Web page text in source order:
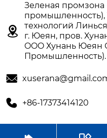

Зеленая промзона
промышленность),
технологий
г. Юеян, пров.
OOO Хунань Юеян
Промышленность).

 +86-17373414120